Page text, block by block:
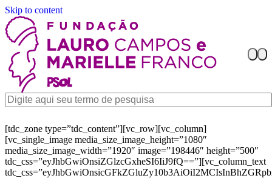
Skip to content
[tdc_zone type=”tdc_content”][vc_row][vc_column]
[vc_single_image media_size_image_height=”1080″
media_size_image_width=”1920″ image=”198446″ height=”500″
tdc_css=”eyJhbGwiOnsiZGlzcGxheSI6IiJ9fQ==”][vc_column_text